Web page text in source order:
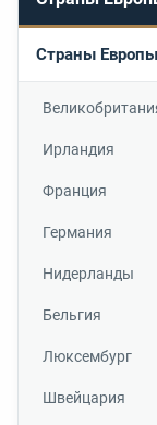
Страны Европы
Ирландия
Франция
Германия
Нидерланды
Бельгия
Люксембург
Швейцария